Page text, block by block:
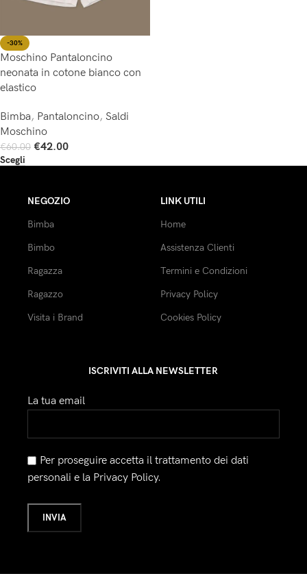
-30%
Moschino Pantaloncino
neonata in cotone bianco con
elastico
Bimba, Pantaloncino, Saldi
Moschino
€60.00 €42.00
Scegli
NEGOZIO
Bimba
Bimbo
Ragazza
Ragazzo
Visita i Brand
LINK UTILI
Home
Assistenza Clienti
Termini e Condizioni
Privacy Policy
Cookies Policy
ISCRIVITI ALLA NEWSLETTER
La tua email
Per proseguire accetta il trattamento dei dati
personali e la Privacy Policy.